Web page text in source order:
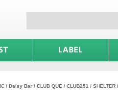
/ Daisy Bar / CLUB QUE / CLUB251 / SHELTER